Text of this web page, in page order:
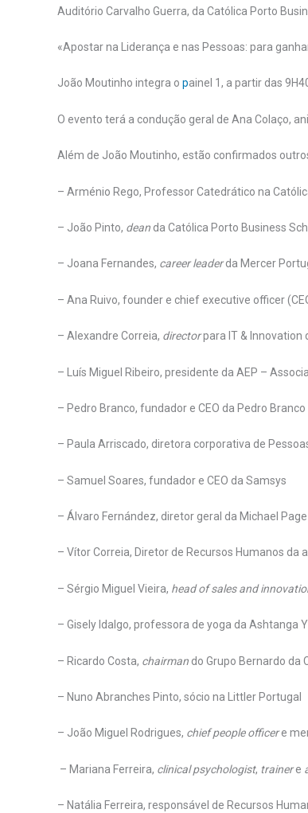
Auditório Carvalho Guerra, da Católica Porto
«Apostar na Liderança e nas Pessoas: para
João Moutinho integra o painel 1, a partir das
O evento terá a condução geral de Ana Colaço,
Além de João Moutinho, estão confirmados
– Arménio Rego, Professor Catedrático na
– João Pinto, dean da Católica Porto Business
– Joana Fernandes, career leaderda Mercer
– Ana Ruivo, founder e chief executive officer
– Alexandre Correia, directorpara IT & Innovation
– Luís Miguel Ribeiro, presidente da AEP –
– Pedro Branco, fundador e CEO da Pedro
– Paula Arriscado, diretora corporativa de
– Samuel Soares, fundador e CEO da Samsys
– Álvaro Fernández, diretor geral da Michael
– Vítor Correia, Diretor de Recursos Humanos da
– Sérgio Miguel Vieira, head of sales and
– Gisely Idalgo, professora de yoga da Ashtanga
– Ricardo Costa, chairman do Grupo Bernardo da
– Nuno Abranches Pinto, sócio na Littler Portugal
– João Miguel Rodrigues, chief people officere
– Mariana Ferreira, clinical psychologist, trainere
– Natália Ferreira, responsável de Recursos